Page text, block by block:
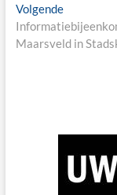
VolgendeNext
post:
Maarsveld in